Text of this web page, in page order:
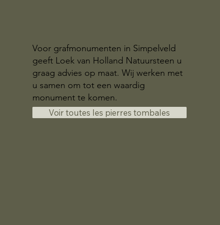
Voor grafmonumenten in Simpelveld
geeft Loek van Holland Natuursteen u
graag advies op maat. Wij werken met
u samen om tot een waardig
monument te komen.
Voir toutes les pierres tombales